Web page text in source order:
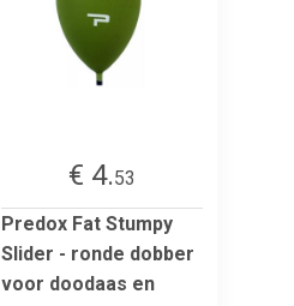
€ 4.53
Predox Fat Stumpy
Slider - ronde dobber
voor doodaas en